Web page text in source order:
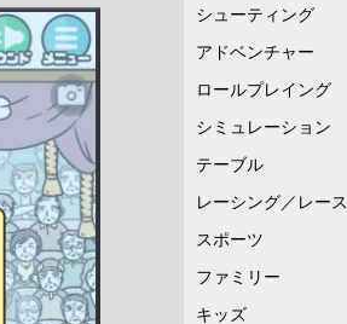
シューティング
アドベンチャー
ロールプレイング
シミュレーション
テーブル
レーシング／レース
スポーツ
ファミリー
キッズ